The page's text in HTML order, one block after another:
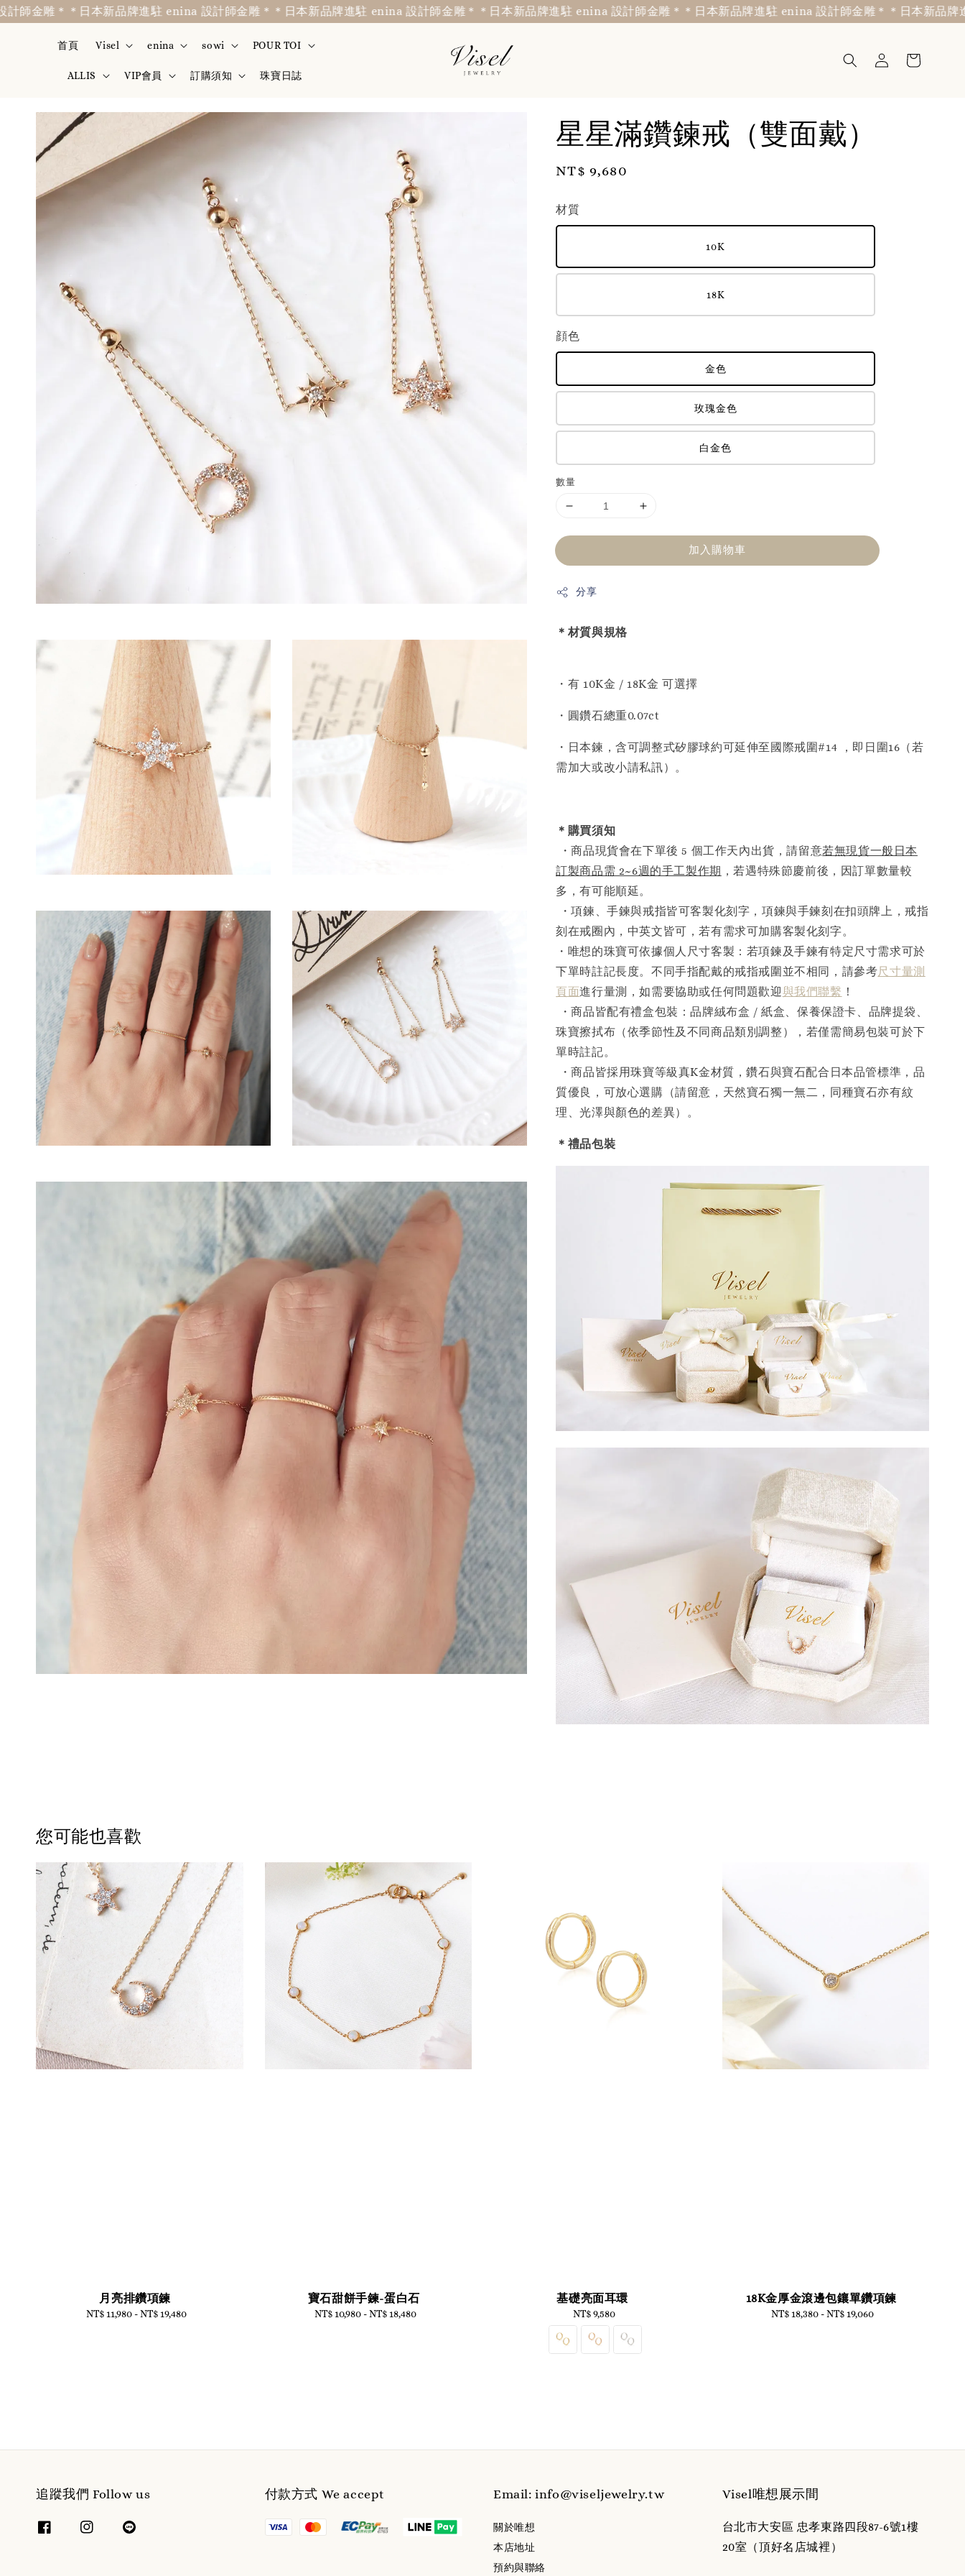
雕＊＊日本新品牌進駐 enina 設計師金雕＊＊日本新品牌進駐 enina 設計師金雕＊＊日本新品牌進駐 enina 設計師金雕＊＊日本新品牌進駐 enina 設計師金雕＊＊日本新品牌進駐
首頁 Visel enina sowi POUR TOI
ALLIS VIP會員 訂購須知 珠寶日誌
星星滿鑽鍊戒（雙面戴）
Regular
NT$ 9,680
材質
10K
18K
顔色
金色
玫瑰金色
白金色
數量
加入購物車
分享
＊材質與規格
・有 10K金 / 18K金 可選擇
・圓鑽石總重0.07ct
・日本鍊，含可調整式矽膠球約可延伸至國際戒圍#14 ，即日圍16（若
需加大或改小請私訊）。
＊購買須知
・商品現貨會在下單後 5 個工作天內出貨，請留意若無現貨一般日本
訂製商品需 2~6週的手工製作期 ，若遇特殊節慶前後，因訂單數量較
多，有可能順延。
・項鍊、手鍊與戒指皆可客製化刻字，項鍊與手鍊刻在扣頭牌上，戒指
刻在戒圈內，中英文皆可，若有需求可加購客製化刻字。
・唯想的珠寶可依據個人尺寸客製：若項鍊及手鍊有特定尺寸需求可於
下單時註記長度。不同手指配戴的戒指戒圍並不相同，請參考尺寸量測
頁面進行量測，如需要協助或任何問題歡迎與我們聯繫 ！
・商品皆配有禮盒包裝：品牌絨布盒 / 紙盒、保養保證卡、品牌提袋、
珠寶擦拭布（依季節性及不同商品類別調整），若僅需簡易包裝可於下
單時註記。
・商品皆採用珠寶等級真K金材質，鑽石與寶石配合日本品管標準，品
質優良，可放心選購（請留意，天然寶石獨一無二，同種寶石亦有紋
理、光澤與顏色的差異）。
＊禮品包裝
您可能也喜歡
月亮排鑽項鍊
Regular
NT$ 11,980 -NT$ 19,480
寶石甜餅手鍊-蛋白石
Regular
NT$ 10,980-NT$ 18,480
基礎亮面耳環
Regular
price
NT$ 9,580
18K金厚金滾邊包鑲單鑽項鍊
Regular
NT$ 18,380 -NT$ 19,060
追蹤我們 Follow us 付款方式 We accept Email: info@viseljewelry.tw
關於唯想
本店地址
預約與聯絡
Visel唯想展示間
台北市大安區 忠孝東路四段87-6號1樓
20室（頂好名店城裡）